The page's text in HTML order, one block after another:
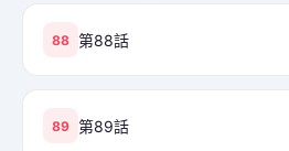
88 第88話
89 第89話